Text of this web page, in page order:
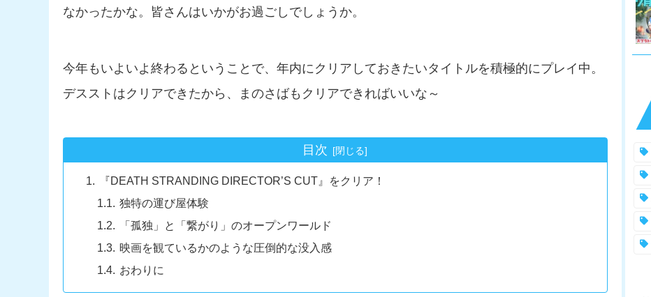
なかったかな。皆さんはいかがお過ごしでしょうか。
今年もいよいよ終わるということで、年内にクリアしておきたいタイトルを積極的にプレイ中。
デスストはクリアできたから、まのさばもクリアできればいいな～
目次
『DEATH STRANDING DIRECTOR’S CUT』をクリア！
独特の運び屋体験
「孤独」と「繋がり」のオープンワールド
映画を観ているかのような圧倒的な没入感
おわりに